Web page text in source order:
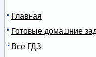
Главная
Готовые домашние
Все ГДЗ